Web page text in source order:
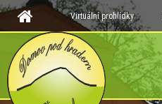
Virtuální prohlídky